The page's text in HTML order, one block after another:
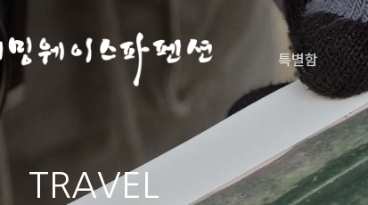
특별함
TRAVEL